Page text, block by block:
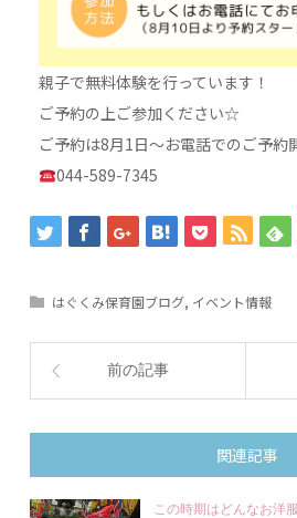
親子で無料体験を行っています！
ご予約の上ご参加ください☆
ご予約は8月1日～お電話でのご予約
044-589-7345
はぐくみ保育園ブログ, イベント情報
前の記事
関連記事
この時期はどんなお洋